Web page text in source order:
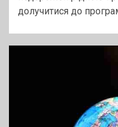
долучитися до